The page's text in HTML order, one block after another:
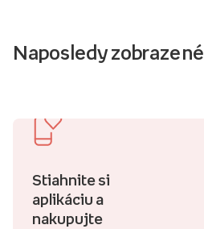
Naposledy zobrazené
Stiahnite si
aplikáciu a
nakupujte